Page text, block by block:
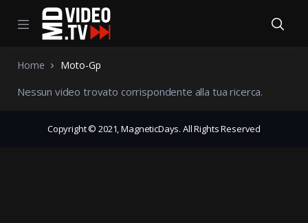
Home Moto-Gp
Nessun video trovato corrispondente alla tua ricerca.
Copyright © 2021, MagneticDays. All Rights Reserved